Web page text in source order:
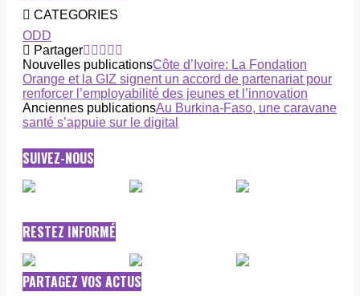
CATEGORIES
ODD
Partager
Nouvelles publicationsCôte d’Ivoire: La Fondation
Orange et la GIZ signent un accord de partenariat pour
renforcer l’employabilité des jeunes et l’innovation
Anciennes publicationsAu Burkina-Faso, une caravane
santé s’appuie sur le digital
SUIVEZ-NOUS
RESTEZ INFORMÉ
PARTAGEZ VOS ACTUS